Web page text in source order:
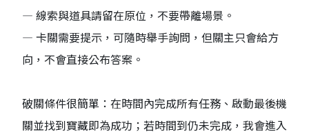
— 線索與道具請留在原位，不要帶離場景。
— 卡關需要提示，可隨時舉手詢問，但關主只會給方
向，不會直接公布答案。
破關條件很簡單：在時間內完成所有任務、啟動最後機
關並找到寶藏即為成功；若時間到仍未完成，我會進入